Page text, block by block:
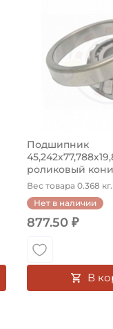
Подшипник
роликовый
45...
Вес товара 0.368 кг.
Нет в наличии
877.50 ₽
В